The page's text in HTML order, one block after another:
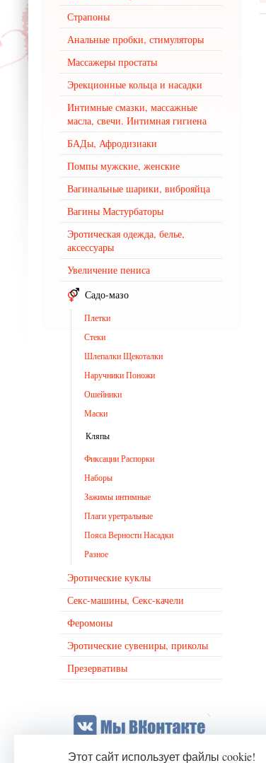
Страпоны
Анальные пробки, стимуляторы
Массажеры простаты
Эрекционные кольца и насадки
Интимные смазки, массажные
масла, свечи. Интимная гигиена
БАДы, Афродизиаки
Помпы мужские, женские
Вагинальные шарики, виброяйца
Вагины Мастурбаторы
Эротическая одежда, белье,
аксессуары
Увеличение пениса
Садо-мазо
Плетки
Стеки
Шлепалки Щекоталки
Наручники Поножи
Ошейники
Маски
Кляпы
Фиксации Распорки
Наборы
Зажимы интимные
Плаги уретральные
Пояса Верности Насадки
Разное
Эротические куклы
Секс-машины, Секс-качели
Феромоны
Эротические сувениры, приколы
Презервативы
Этот сайт использует файлы cookie!